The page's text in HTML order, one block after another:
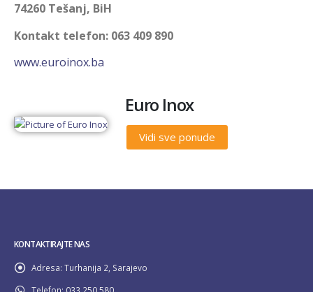
74260 Tešanj, BiH
Kontakt telefon: 063 409 890
www.euroinox.ba
Euro Inox
Vidi sve ponude
KONTAKTIRAJTE NAS
Adresa: Turhanija 2, Sarajevo